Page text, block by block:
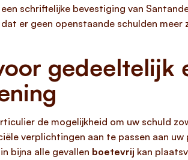
schriftelijke bevestiging van
er geen openstaande schulden meer
gedeeltelijk
de mogelijkheid om uw schuld
verplichtingen aan te passen aan
in bijna alle gevallen boetevrij kan